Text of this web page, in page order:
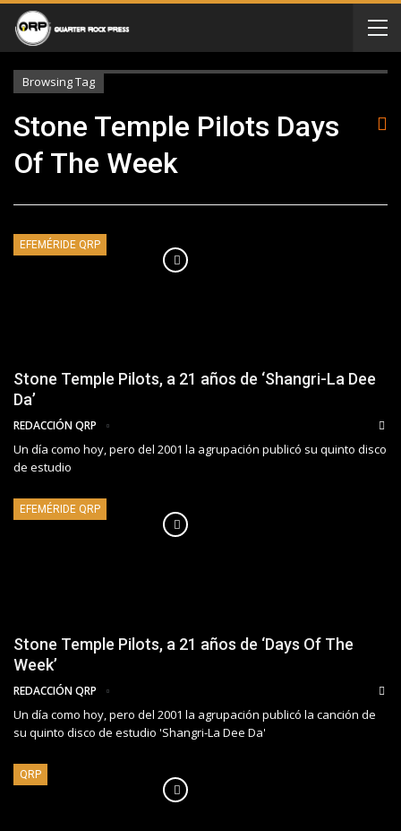
Browsing Tag
Stone Temple Pilots Days
Of The Week
EFEMÉRIDE QRP
Stone Temple Pilots, a 21 años de ‘Shangri-La Dee
Da’
REDACCIÓN QRP
Un día como hoy, pero del 2001 la agrupación publicó su quinto disco
de estudio
EFEMÉRIDE QRP
Stone Temple Pilots, a 21 años de ‘Days Of The
Week’
REDACCIÓN QRP
Un día como hoy, pero del 2001 la agrupación publicó la canción de
su quinto disco de estudio 'Shangri-La Dee Da'
QRP